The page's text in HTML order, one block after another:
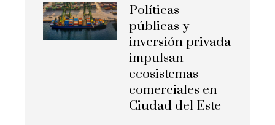
Políticas
públicas y
inversión privada
impulsan
ecosistemas
comerciales en
Ciudad del Este